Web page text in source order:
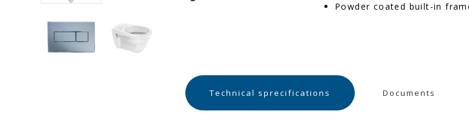
Powder coated built-in
Technical sprecifications Documents